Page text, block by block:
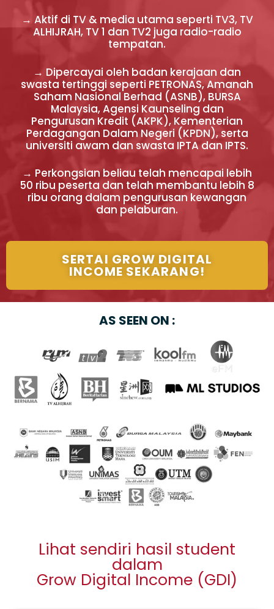
→ Aktif di TV & media utama seperti TV3, TV
ALHIJRAH, TV 1 dan TV2 juga radio-radio
tempatan.
→ Dipercayai oleh badan kerajaan dan
swasta tertinggi seperti PETRONAS, Amanah
Saham Nasional Berhad (ASNB), BURSA
Malaysia, Agensi Kaunseling dan
Pengurusan Kredit (AKPK), Kementerian
Perdagangan Dalam Negeri (KPDN), serta
universiti awam dan swasta IPTA dan IPTS.
→ Perkongsian beliau telah mencapai lebih
50 ribu peserta dan telah membantu lebih 8
ribu orang dalam pengurusan kewangan
dan pelaburan.
SERTAI GROW DIGITAL
INCOME SEKARANG!
AS SEEN ON :
Lihat sendiri hasil student
dalam
Grow Digital Income (GDI)